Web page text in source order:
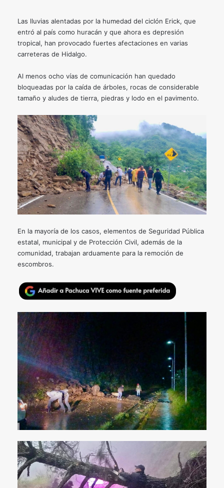
Las lluvias alentadas por la humedad del ciclón Erick, que
entró al país como huracán y que ahora es depresión
tropical, han provocado fuertes afectaciones en varias
carreteras de Hidalgo.
Al menos ocho vías de comunicación han quedado
bloqueadas por la caída de árboles, rocas de considerable
tamaño y aludes de tierra, piedras y lodo en el pavimento.
En la mayoría de los casos, elementos de Seguridad Pública
estatal, municipal y de Protección Civil, además de la
comunidad, trabajan arduamente para la remoción de
escombros.